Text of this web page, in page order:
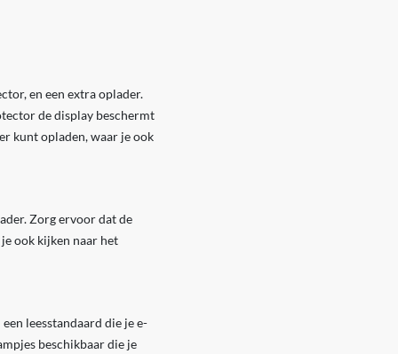
en een extra oplader.
de display beschermt
kunt opladen, waar je ook
Zorg ervoor dat de
ook kijken naar het
leesstandaard die je e-
beschikbaar die je